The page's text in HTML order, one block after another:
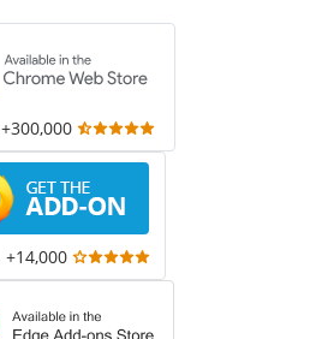
300,000+ مستخدم
14,000+ مستخدم